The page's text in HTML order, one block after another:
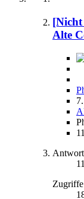
Alte
Zugriffe